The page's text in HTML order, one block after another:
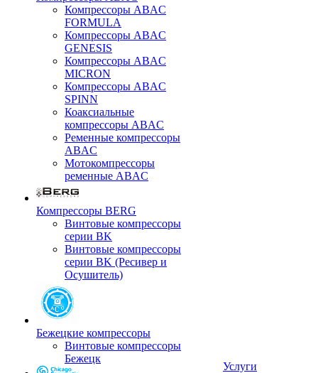
Компрессоры ABAC
FORMULA
Компрессоры ABAC
GENESIS
Компрессоры ABAC
MICRON
Компрессоры ABAC
SPINN
Коаксиальные
компрессоры ABAC
Ременные компрессоры
ABAC
Мотокомпрессоры
ременные ABAC
Компрессоры BERG
Винтовые компрессоры
серии BK
Винтовые компрессоры
серии BK (Ресивер и
Осушитель)
Бежецкие компрессоры
Винтовые компрессоры
Бежецк
Услуги